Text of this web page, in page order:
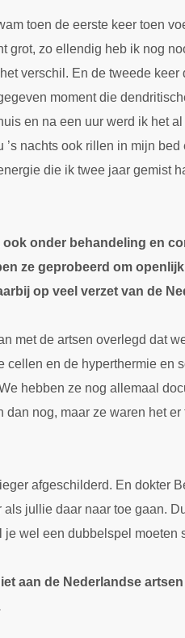
toen de eerste keer toen
grot, zo ellendig heb ik nog
verschil. En de tweede
moment die
en na een uur werd ik het
nachts ook rillen in mijn bed
die ik twee jaar gemist
ook onder behandeling en
ze geprobeerd om
op veel verzet van de
met de artsen overlegd dat
cellen en de hyperthermie en
hebben ze nog allemaal
dan nog, maar ze waren het
afgeschilderd. En dokter
als jullie daar naar toe gaan.
wel een dubbelspel moeten
aan de Nederlandse